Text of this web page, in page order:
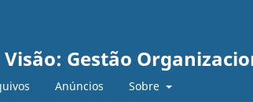
Visão: Gestão
Anúncios Sobre